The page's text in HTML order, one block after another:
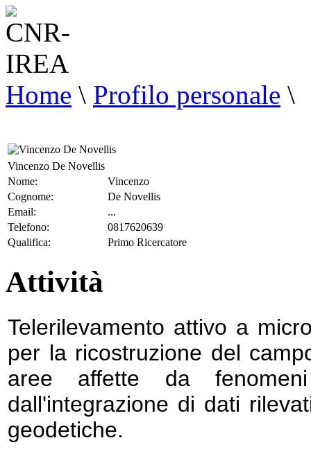
Home \ Profilo personale \
Vincenzo De Novellis
Nome:
Vincenzo
Cognome:
De Novellis
Email:
...
Telefono:
0817620639
Qualifica:
Primo Ricercatore
Attività
Telerilevamento attivo a
per la ricostruzione del
aree affette da
dall'integrazione di dati
geodetiche.